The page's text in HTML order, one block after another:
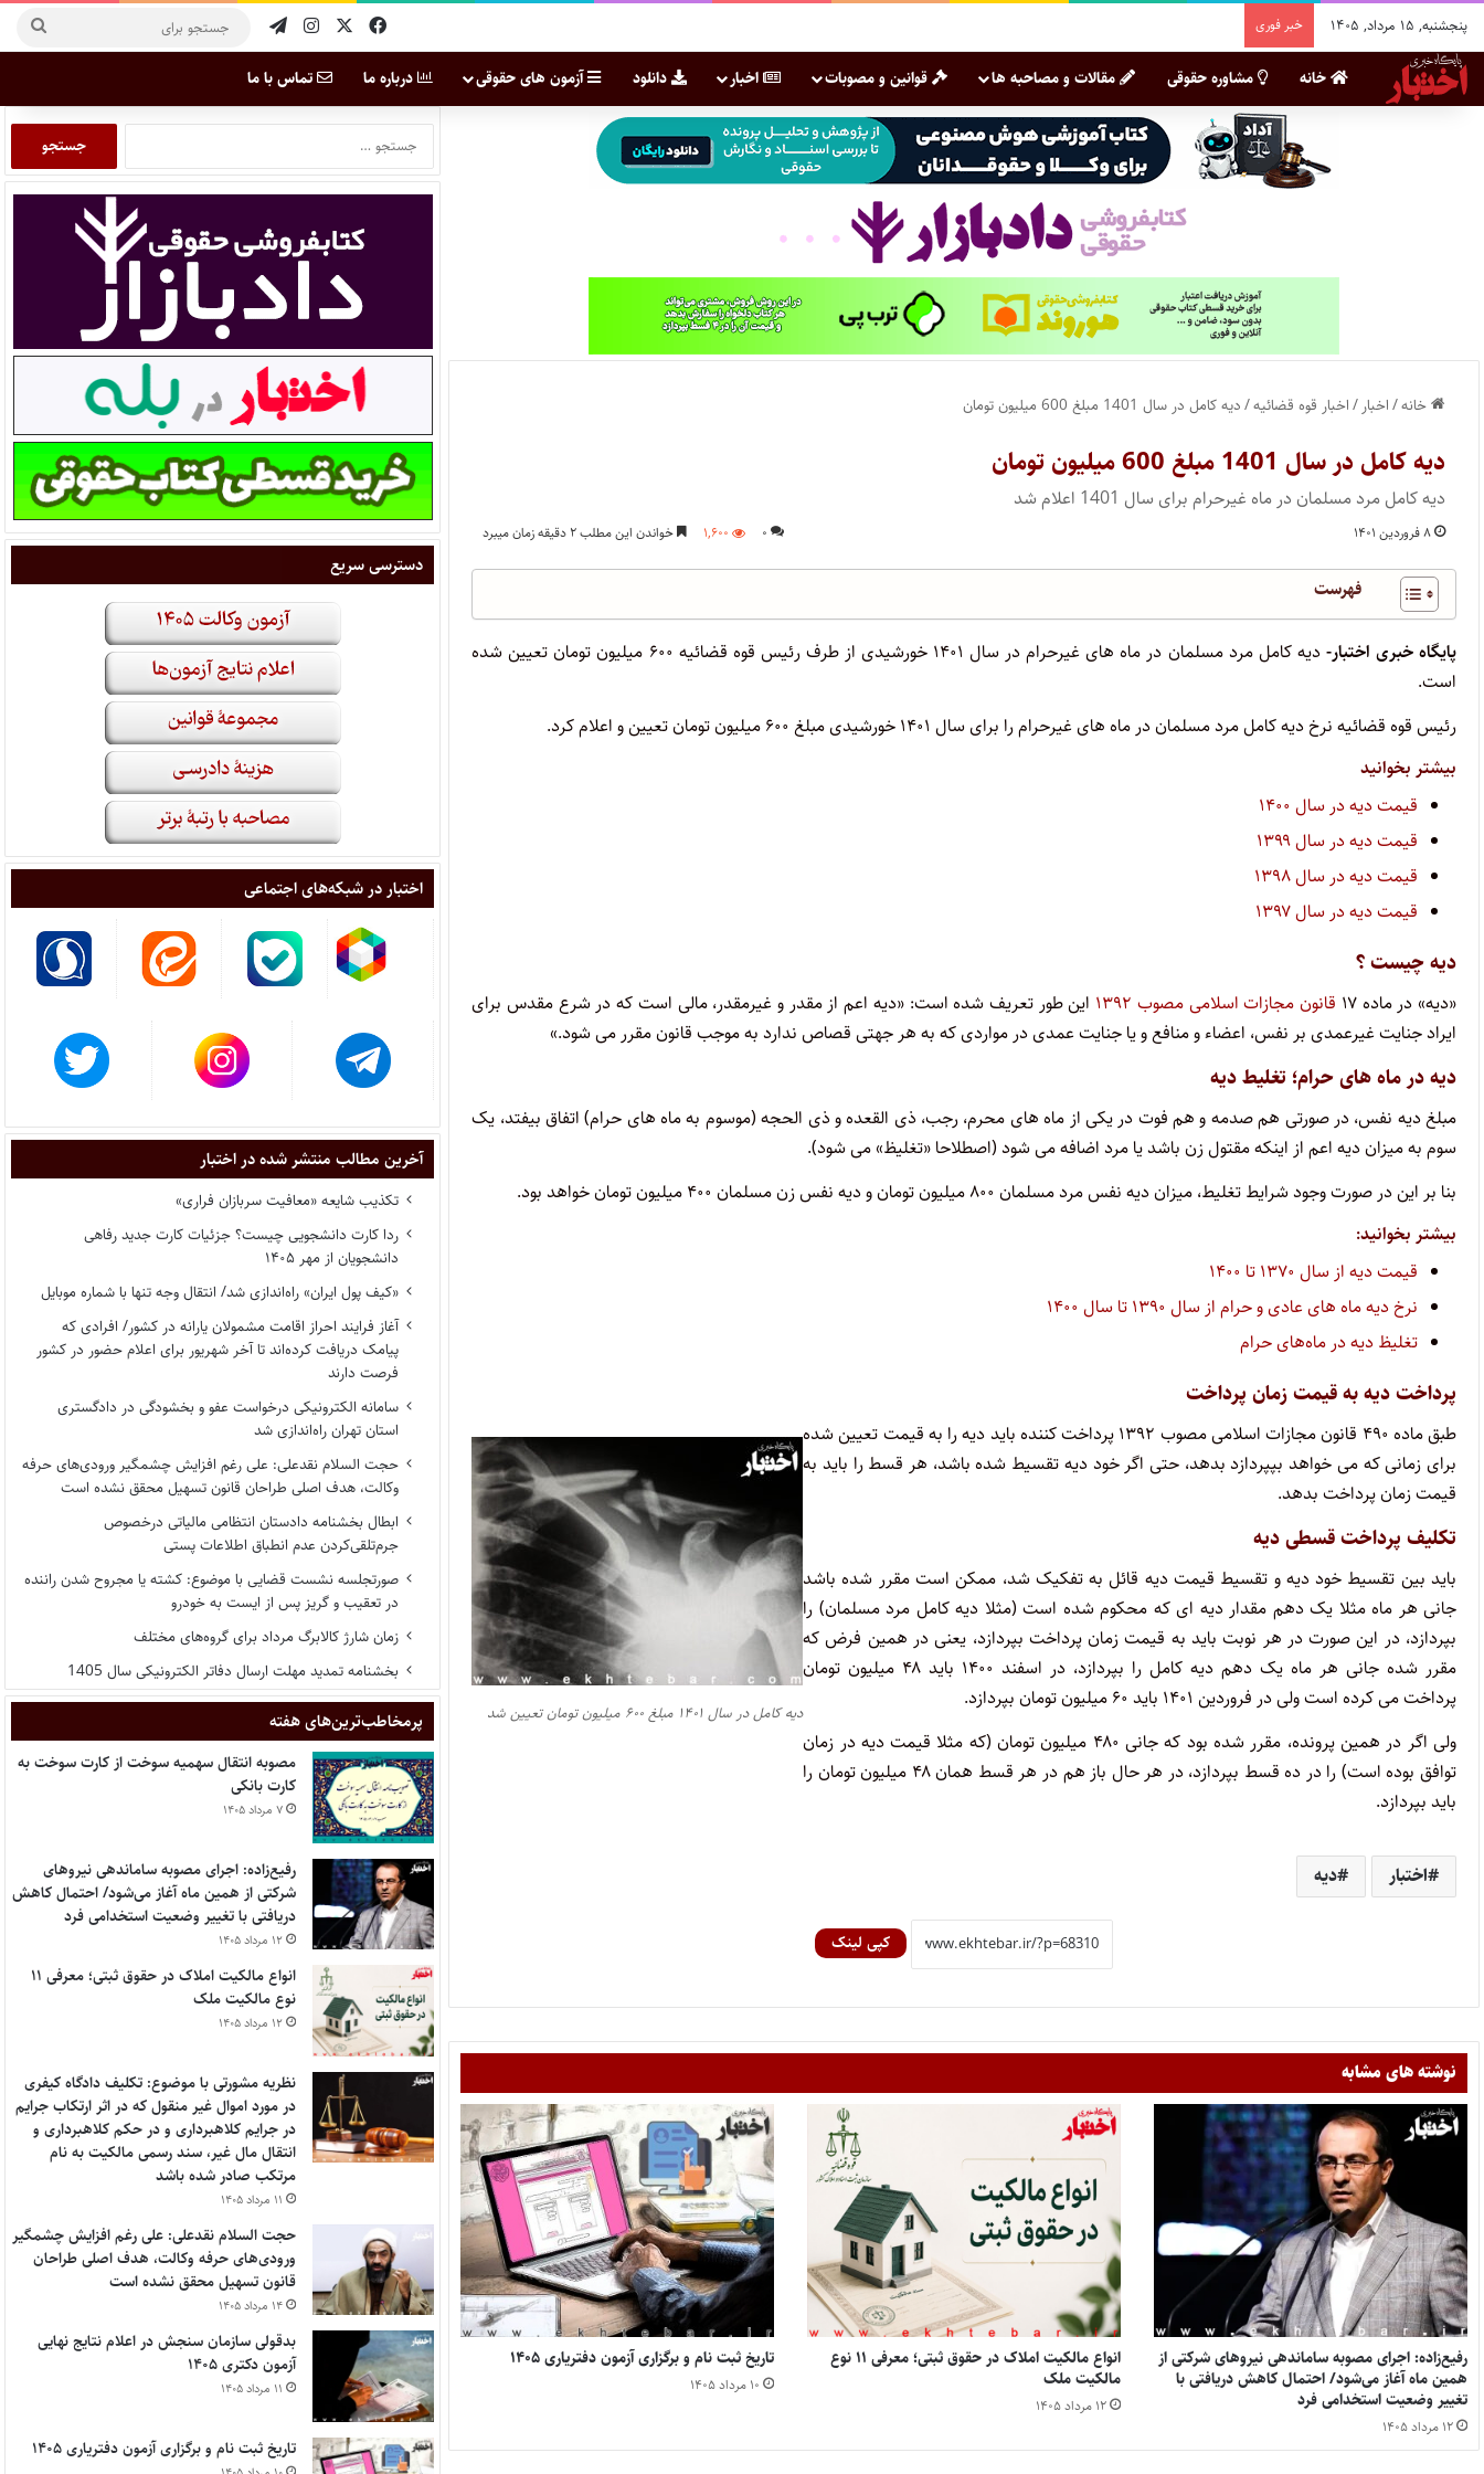
پنجشنبه, ۱۵ مرداد, ۱۴۰۵ خبر فوری
خانه مشاوره حقوقی مقالات و مصاحبه ها قوانین و مصوبات اخبار دانلود آزمون های حقوقی درباره ما تماس با ما
خانه/اخبار /اخبار قوه قضائیه/دیه کامل در سال 1401 مبلغ 600 میلیون تومان
دیه کامل در سال 1401 مبلغ 600 میلیون تومان
دیه کامل مرد مسلمان در ماه غیرحرام برای سال 1401 اعلام شد
۸ فروردین ۱۴۰۱ ۰ ۱,۶۰۰ خواندن این مطلب ۲ دقیقه زمان میبرد
فهرست
پایگاه خبری اختبار-
دیه کامل مرد مسلمان در ماه های غیرحرام در سال ۱۴۰۱ خورشیدی از طرف رئیس قوه قضائیه ۶۰۰ میلیون تومان تعیین شده
است.
رئیس قوه قضائیه نرخ دیه کامل مرد مسلمان در ماه های غیرحرام را برای سال ۱۴۰۱ خورشیدی مبلغ ۶۰۰ میلیون تومان تعیین و اعلام کرد.
بیشتر بخوانید
قیمت دیه در سال ۱۴۰۰
قیمت دیه در سال ۱۳۹۹
قیمت دیه در سال ۱۳۹۸
قیمت دیه در سال ۱۳۹۷
دیه چیست ؟
«دیه» در ماده ۱۷ قانون مجازات اسلامی مصوب ۱۳۹۲
این طور تعریف شده است: «دیه اعم از مقدر و غیرمقدر، مالی است که در شرع مقدس برای
ایراد جنایت غیرعمدی بر نفس، اعضاء و منافع و یا جنایت عمدی در مواردی که به هر جهتی قصاص ندارد به موجب قانون مقرر می شود.»
دیه در ماه های حرام؛ تغلیط دیه
مبلغ دیه نفس، در صورتی هم صدمه و هم فوت در یکی از ماه های محرم، رجب، ذی القعده و ذی الحجه (موسوم به ماه های حرام) اتفاق بیفتد، یک
سوم به میزان دیه اعم از اینکه مقتول زن باشد یا مرد اضافه می شود (اصطلاحا «تغلیظ» می شود).
بنا بر این در صورت وجود شرایط تغلیط، میزان دیه نفس مرد مسلمان ۸۰۰ میلیون تومان و دیه نفس زن مسلمان ۴۰۰ میلیون تومان خواهد بود.
بیشتر بخوانید:
قیمت دیه از سال ۱۳۷۰ تا ۱۴۰۰
نرخ دیه ماه های عادی و حرام از سال ۱۳۹۰ تا سال ۱۴۰۰
تغلیظ دیه در ماه‌های حرام
پرداخت دیه به قیمت زمان پرداخت
دیه کامل در سال ۱۴۰۱ مبلغ ۶۰۰ میلیون تومان تعیین شد
طبق ماده ۴۹۰ قانون مجازات اسلامی مصوب ۱۳۹۲ پرداخت کننده باید دیه را به قیمت تعیین شده
برای زمانی که می خواهد بپپردازد بدهد، حتی اگر خود دیه تقسیط شده باشد، هر قسط را باید به
قیمت زمان پرداخت بدهد.
تکلیف پرداخت قسطی دیه
باید بین تقسیط خود دیه و تقسیط قیمت دیه قائل به تفکیک شد، ممکن است مقرر شده باشد
جانی هر ماه مثلا یک دهم مقدار دیه ای که محکوم شده است (مثلا دیه کامل مرد مسلمان) را
بپردازد، در این صورت در هر نوبت باید به قیمت زمان پرداخت بپردازد، یعنی در همین فرض که
مقرر شده جانی هر ماه یک دهم دیه کامل را بپردازد، در اسفند ۱۴۰۰ باید ۴۸ میلیون تومان
پرداخت می کرده است ولی در فروردین ۱۴۰۱ باید ۶۰ میلیون تومان بپردازد.
ولی اگر در همین پرونده، مقرر شده بود که جانی ۴۸۰ میلیون تومان (که مثلا قیمت دیه در زمان
توافق بوده است) را در ده قسط بپردازد، در هر حال باز هم در هر قسط همان ۴۸ میلیون تومان را
باید بپردازد.
اختبار دیه
کپی لینک
نوشته های مشابه
رفیع‌زاده: اجرای مصوبه ساماندهی نیروهای شرکتی از
همین ماه آغاز می‌شود/ احتمال کاهش دریافتی با
تغییر وضعیت استخدامی فرد
۱۲ مرداد ۱۴۰۵
انواع مالکیت املاک در حقوق ثبتی؛ معرفی ۱۱ نوع
مالکیت ملک
۱۲ مرداد ۱۴۰۵
تاریخ ثبت نام و برگزاری آزمون دفتریاری ۱۴۰۵
۱۰ مرداد ۱۴۰۵
دسترسی سریع
اختبار در شبکه‌های اجتماعی
آخرین مطالب منتشر شده در اختبار
تکذیب شایعه «معافیت سربازان فراری»
ردا کارت دانشجویی چیست؟ جزئیات کارت جدید رفاهی
دانشجویان از مهر ۱۴۰۵
«کیف پول ایران» راه‌اندازی شد/ انتقال وجه تنها با شماره موبایل
آغاز فرایند احراز اقامت مشمولان یارانه در کشور/ افرادی که
پیامک دریافت کرده‌اند تا آخر شهریور برای اعلام حضور در کشور
فرصت دارند
سامانه الکترونیکی درخواست عفو و بخشودگی در دادگستری
استان تهران راه‌اندازی شد
حجت السلام نقدعلی: علی رغم افزایش چشمگیر ورودی‌های حرفه
وکالت، هدف اصلی طراحان قانون تسهیل محقق نشده است
ابطال بخشنامه دادستان انتظامی مالیاتی درخصوص
جرم‌تلقی‌کردن عدم انطباق اطلاعات پستی
صورتجلسه نشست قضایی با موضوع: کشته یا مجروح شدن راننده
در تعقیب و گریز پس از ایست به خودرو
زمان شارژ کالابرگ مرداد برای گروه‌های مختلف
بخشنامه تمدید مهلت ارسال دفاتر الکترونیکی سال 1405
پر‌مخاطب‌ترین‌های هفته
مصوبه انتقال سهمیه سوخت از کارت سوخت به
کارت بانکی
۷ مرداد ۱۴۰۵
رفیع‌زاده: اجرای مصوبه ساماندهی نیروهای
شرکتی از همین ماه آغاز می‌شود/ احتمال کاهش
دریافتی با تغییر وضعیت استخدامی فرد
۱۲ مرداد ۱۴۰۵
انواع مالکیت املاک در حقوق ثبتی؛ معرفی ۱۱
نوع مالکیت ملک
۱۲ مرداد ۱۴۰۵
نظریه مشورتی با موضوع: تکلیف دادگاه کیفری
در مورد اموال غیر منقول که در اثر ارتکاب جرایم
در جرایم کلاهبرداری و در حکم کلاهبرداری و
انتقال مال غیر، سند رسمی مالکیت به نام
مرتکب صادر شده باشد
۱۱ مرداد ۱۴۰۵
حجت السلام نقدعلی: علی رغم افزایش چشمگیر
ورودی‌های حرفه وکالت، هدف اصلی طراحان
قانون تسهیل محقق نشده است
۱۴ مرداد ۱۴۰۵
بدقولی سازمان سنجش در اعلام نتایج نهایی
آزمون دکتری ۱۴۰۵
۱۱ مرداد ۱۴۰۵
تاریخ ثبت نام و برگزاری آزمون دفتریاری ۱۴۰۵